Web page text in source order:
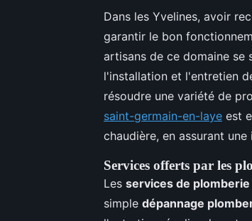
Dans les Yvelines, avoir
garantir le bon
artisans de ce domaine se
l'installation et l'entretien
résoudre une variété de
saint-germain-en-laye est
chaudière, en assurant
Services offerts par les
Les services de
simple dépannage